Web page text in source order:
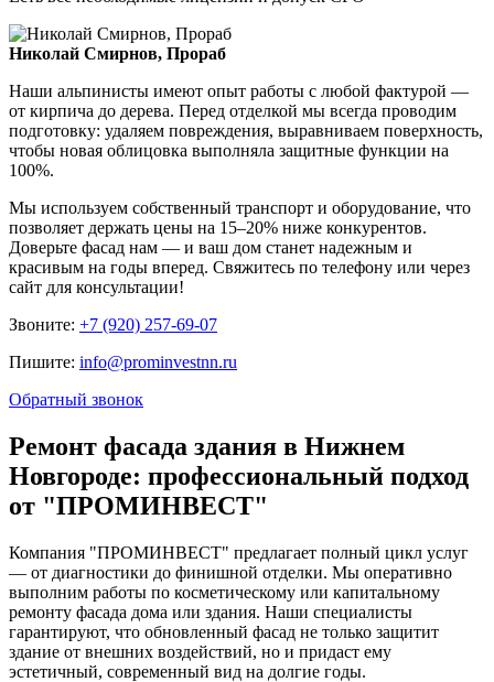
Николай Смирнов, Прораб
Наши альпинисты имеют опыт работы с любой фактурой —
от кирпича до дерева. Перед отделкой мы всегда проводим
подготовку: удаляем повреждения, выравниваем поверхность,
чтобы новая облицовка выполняла защитные функции на
100%.
Мы используем собственный транспорт и оборудование, что
позволяет держать цены на 15–20% ниже конкурентов.
Доверьте фасад нам — и ваш дом станет надежным и
красивым на годы вперед. Свяжитесь по телефону или через
сайт для консультации!
Звоните: +7 (920) 257-69-07
Пишите: info@prominvestnn.ru
Обратный звонок
Ремонт фасада здания в Нижнем
Новгороде: профессиональный подход
от "ПРОМИНВЕСТ"
Компания "ПРОМИНВЕСТ" предлагает полный цикл услуг
— от диагностики до финишной отделки. Мы оперативно
выполним работы по косметическому или капитальному
ремонту фасада дома или здания. Наши специалисты
гарантируют, что обновленный фасад не только защитит
здание от внешних воздействий, но и придаст ему
эстетичный, современный вид на долгие годы.